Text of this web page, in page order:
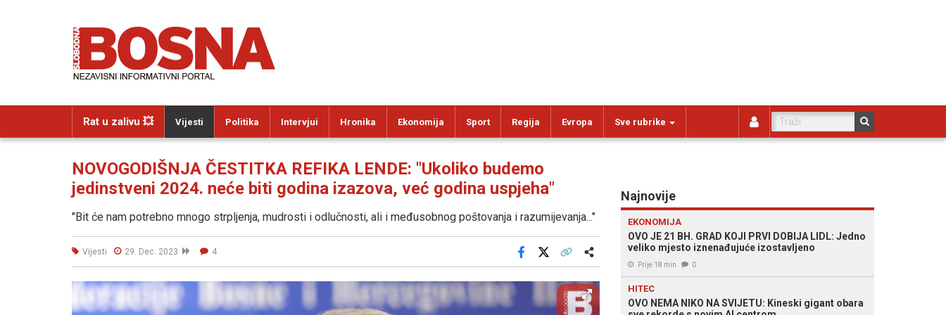
Rat u zalivu 💥 Vijesti Politika Intervjui Hronika Ekonomija Sport Regija Evropa Sve rubrike
NOVOGODIŠNJA ČESTITKA REFIKA LENDE: "Ukoliko budemo
jedinstveni 2024. neće biti godina izazova, već godina uspjeha"
"Bit će nam potrebno mnogo strpljenja, mudrosti i odlučnosti, ali i međusobnog poštovanja i razumijevanja..."
Vijesti 29. Dec. 2023 4
Facebook
Najnovije
EKONOMIJA
OVO JE 21 BH. GRAD KOJI PRVI DOBIJA LIDL: Jedno
veliko mjesto iznenađujuće izostavljeno
Prije 18 min 0
HITEC
OVO NEMA NIKO NA SVIJETU: Kineski gigant obara